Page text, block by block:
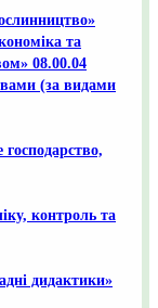
та
08.00.04
(за видами
контроль та
дидактики»